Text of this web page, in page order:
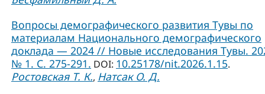
Вопросы демографического развития Тувы по
материалам Национального демографического
доклада — 2024 // Новые исследования Тувы.
№ 1. С. 275-291. DOI: 10.25178/nit.2026.1.15.
Ростовская Т. К., Натсак О. Д.